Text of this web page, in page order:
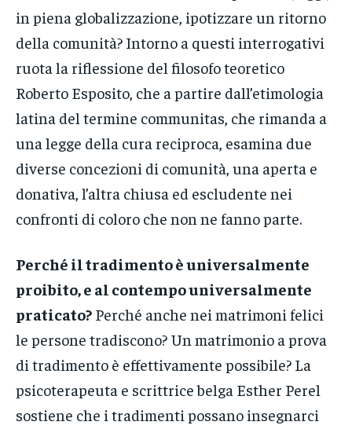
in piena globalizzazione, ipotizzare un ritorno
della comunità? Intorno a questi interrogativi
ruota la riflessione del filosofo teoretico
Roberto Esposito, che a partire dall’etimologia
latina del termine communitas, che rimanda a
una legge della cura reciproca, esamina due
diverse concezioni di comunità, una aperta e
donativa, l’altra chiusa ed escludente nei
confronti di coloro che non ne fanno parte.
Perché il tradimento è universalmente
proibito, e al contempo universalmente
praticato? Perché anche nei matrimoni felici
le persone tradiscono? Un matrimonio a prova
di tradimento è effettivamente possibile? La
psicoterapeuta e scrittrice belga Esther Perel
sostiene che i tradimenti possano insegnarci